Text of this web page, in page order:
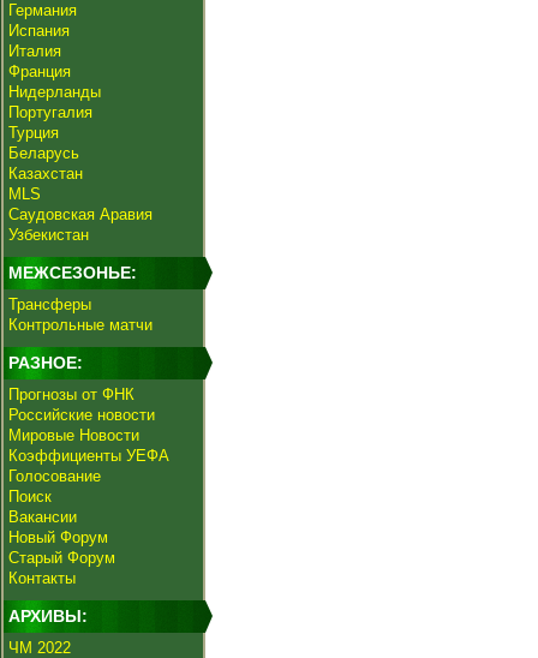
Германия
Испания
Италия
Франция
Нидерланды
Португалия
Турция
Беларусь
Казахстан
MLS
Саудовская Аравия
Узбекистан
МЕЖСЕЗОНЬЕ:
Трансферы
Контрольные матчи
РАЗНОЕ:
Прогнозы от ФНК
Российские новости
Мировые Новости
Коэффициенты УЕФА
Голосование
Поиск
Вакансии
Новый Форум
Старый Форум
Контакты
АРХИВЫ:
ЧМ 2022